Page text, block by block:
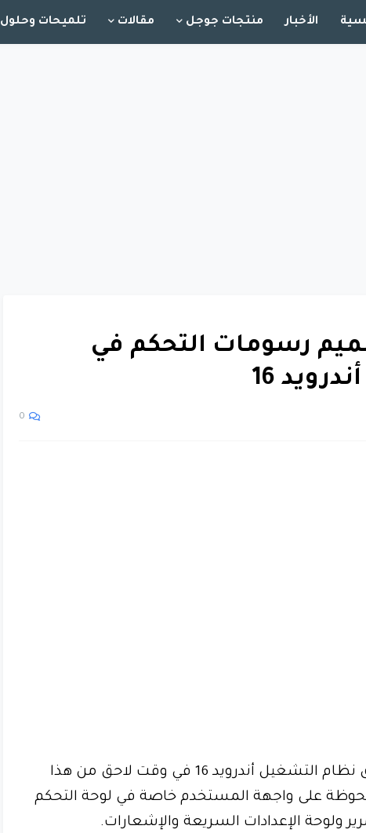
الأخبار منتجات جوجل مقالات تلميحات وحلول
رسومات التحكم في
16
0
تستعد جوجل لإطلاق نظام التشغيل أندرويد 16 في وقت لاحق من هذا
على واجهة المستخدم خاصة في لوحة التحكم
ولوحة الإعدادات السريعة والإشعارات.